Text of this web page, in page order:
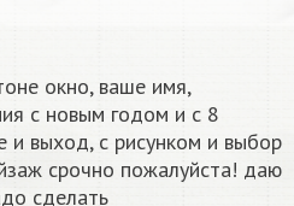
окно, ваше имя,
с новым годом и с 8
и выход, с рисунком и выбор
срочно пожалуйста! даю
сделать​